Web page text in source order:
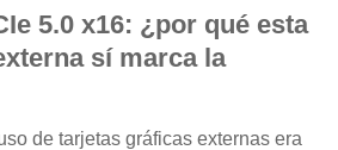
5.0 x16: ¿por qué esta
sí marca la
de tarjetas gráficas externas era